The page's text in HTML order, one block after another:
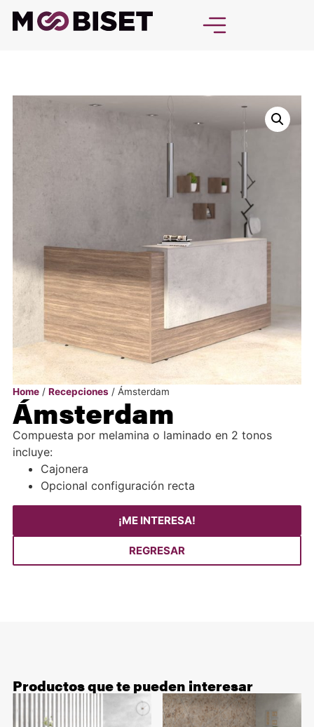
Home/ Recepciones / Ámsterdam
Ámsterdam
Compuesta por melamina o laminado en 2 tonos
incluye:
Cajonera
Opcional configuración recta
¡ME INTERESA!
REGRESAR
Productos que te pueden interesar